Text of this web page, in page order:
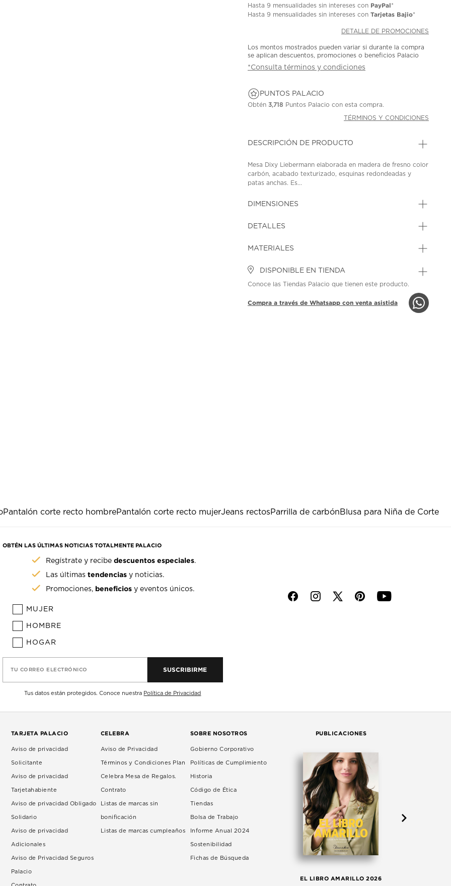
Hasta9 mensualidades sin intereses con PayPal*
Hasta9 mensualidades sin intereses conTarjetas Bajio*
DETALLE DE PROMOCIONES
Los montos mostrados pueden variar si durante la compra
se aplican descuentos, promociones o beneficios Palacio
*Consulta términos y condiciones
PUNTOS PALACIO
Obtén3,718 Puntos Palacio con esta compra.
TÉRMINOS Y CONDICIONES
DESCRIPCIÓN DE PRODUCTO
Mesa Dixy Liebermann elaborada en madera de fresno color
carbón, acabado texturizado, esquinas redondeadas y
patas anchas. Es...
DIMENSIONES
DETALLES
MATERIALES
DISPONIBLE EN TIENDA
Conoce las Tiendas Palacio que tienen este producto.
Compra a través de Whatsapp con venta asistida
Pantalón corte recto hombrePantalón corte recto mujerJeans rectosParrilla de carbónBlusa para Niña de Corte
OBTÉN LAS ÚLTIMAS NOTICIAS TOTALMENTE PALACIO
Regístrate y recibedescuentos especiales.
Las últimastendencias y noticias.
Promociones, beneficios y eventos únicos.
MUJER
HOMBRE
HOGAR
TU CORREO ELECTRÓNICO SUSCRIBIRME
Tus datos están protegidos. Conoce nuestra Política de Privacidad
f i p y
TARJETA PALACIO
Aviso de privacidad
Solicitante
Aviso de privacidad
Tarjetahabiente
Aviso de privacidad Obligado
Solidario
Aviso de privacidad
Adicionales
Aviso de Privacidad Seguros
Palacio
CELEBRA
Aviso de Privacidad
Términos y Condiciones Plan
Celebra Mesa de Regalos.
Contrato
Listas de marcas sin
bonificación
Listas de marcas cumpleaños
SOBRE NOSOTROS
Gobierno Corporativo
Políticas de Cumplimiento
Historia
Código de Ética
Tiendas
Bolsa de Trabajo
Informe Anual 2024
Sostenibilidad
Fichas de Búsqueda
PUBLICACIONES
EL LIBRO AMARILLO 2026